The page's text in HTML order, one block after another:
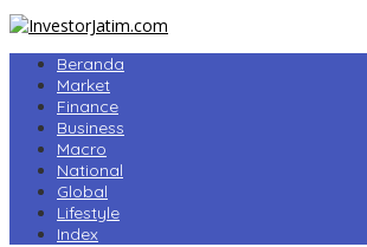
Beranda
Market
Finance
Business
Macro
National
Global
Lifestyle
Index